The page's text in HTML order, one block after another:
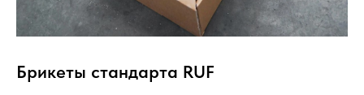
Брикеты стандарта RUF